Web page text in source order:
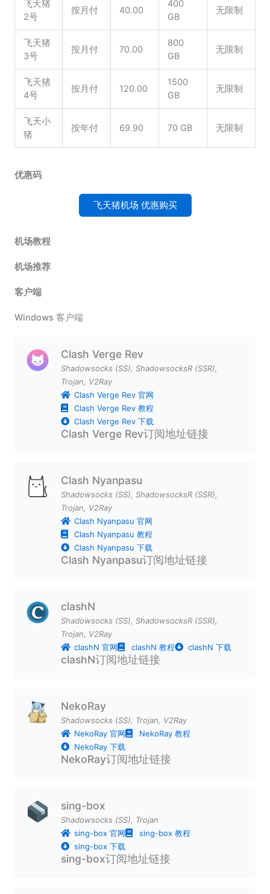
飞天猪
2号
按月付 40.00
400
GB
无限制
飞天猪
3号
按月付 70.00
800
GB
无限制
飞天猪
4号
按月付 120.00
1500
GB
无限制
飞天小
猪
按年付 69.90 70 GB 无限制
优惠码
飞天猪机场 优惠购买
机场教程
机场推荐
客户端
Windows 客户端
Clash Verge Rev
Shadowsocks (SS), ShadowsocksR (SSR),
Trojan, V2Ray
Clash Verge Rev 官网
Clash Verge Rev 教程
Clash Verge Rev 下载
Clash Verge Rev订阅地址链接
Clash Nyanpasu
Shadowsocks (SS), ShadowsocksR (SSR),
Trojan, V2Ray
Clash Nyanpasu 官网
Clash Nyanpasu 教程
Clash Nyanpasu 下载
Clash Nyanpasu订阅地址链接
clashN
Shadowsocks (SS), ShadowsocksR (SSR),
Trojan, V2Ray
clashN 官网
clashN 教程 clashN 下载
clashN订阅地址链接
NekoRay
Shadowsocks (SS), Trojan, V2Ray
NekoRay 官网
NekoRay 教程
NekoRay 下载
NekoRay订阅地址链接
sing-box
Shadowsocks (SS), Trojan
sing-box 官网
sing-box 教程
sing-box 下载
sing-box订阅地址链接